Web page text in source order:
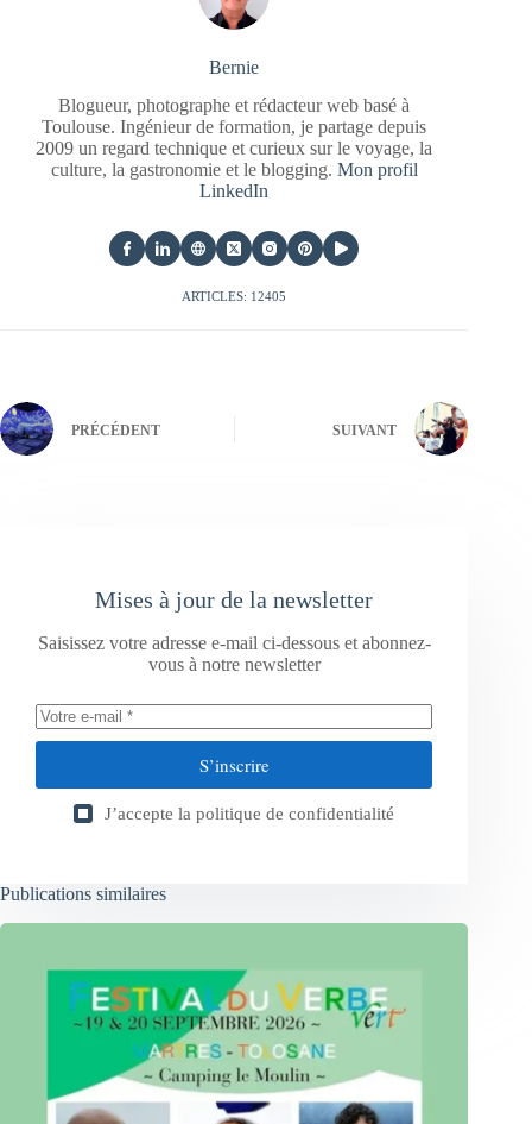
Bernie
Blogueur, photographe et rédacteur web basé à
Toulouse. Ingénieur de formation, je partage depuis
2009 un regard technique et curieux sur le voyage, la
culture, la gastronomie et le blogging. Mon profil
LinkedIn
ARTICLES: 12405
PRÉCÉDENT SUIVANT
Mises à jour de la newsletter
Saisissez votre adresse e-mail ci-dessous et abonnez-
vous à notre newsletter
S’inscrire
J’accepte la politique de confidentialité
Publications similaires